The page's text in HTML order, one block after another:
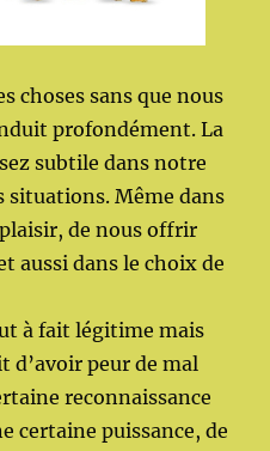
choses sans que nous
profondément. La
subtile dans notre
situations. Même dans
de nous offrir
aussi dans le choix de
à fait légitime mais
d’avoir peur de mal
reconnaissance
certaine puissance, de